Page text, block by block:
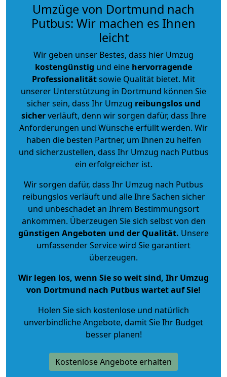
Umzüge von Dortmund nach
Putbus: Wir machen es Ihnen
leicht
Wir geben unser Bestes, dass hier Umzug
kostengünstig und eine hervorragende
Professionalitätsowie Qualität bietet. Mit
unserer Unterstützung in Dortmund können Sie
sicher sein, dass Ihr Umzug reibungslos und
sicherverläuft, denn wir sorgen dafür, dass Ihre
Anforderungen und Wünsche erfüllt werden. Wir
haben die besten Partner, um Ihnen zu helfen
und sicherzustellen, dass Ihr Umzug nach Putbus
ein erfolgreicher ist.
Wir sorgen dafür, dass Ihr Umzug nach Putbus
reibungslos verläuft und alle Ihre Sachen sicher
und unbeschadet an Ihrem Bestimmungsort
ankommen. Überzeugen Sie sich selbst von den
günstigen Angeboten und der Qualität. Unsere
umfassender Service wird Sie garantiert
überzeugen.
Wir legen los, wenn Sie so weit sind, Ihr Umzug
von Dortmund nach Putbus wartet auf Sie!
Holen Sie sich kostenlose und natürlich
unverbindliche Angebote, damit Sie Ihr Budget
besser planen!
Kostenlose Angebote erhalten